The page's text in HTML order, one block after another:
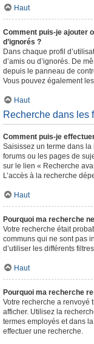
Haut
Comment puis-je ajouter
d’ignorés ?
Dans chaque profil
d’amis ou d’ignorés. De
depuis le panneau de
Vous pouvez également
Haut
Recherche dans les
Comment puis-je
Saisissez un terme dans
forums ou les pages de
sur le lien « Recherche
L’accès à la recherche
Haut
Pourquoi ma recherche
Votre recherche était
communs qui ne sont pas
d’utiliser les différents
Haut
Pourquoi ma recherche
Votre recherche a renvoyé
afficher. Utilisez la
termes employés et dans
effectuer une recherche.